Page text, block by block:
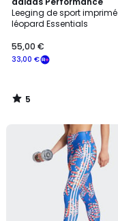
Leeging de sport imprimé
léopard Essentials
33,00 €
55,00 €
/
5
5
/